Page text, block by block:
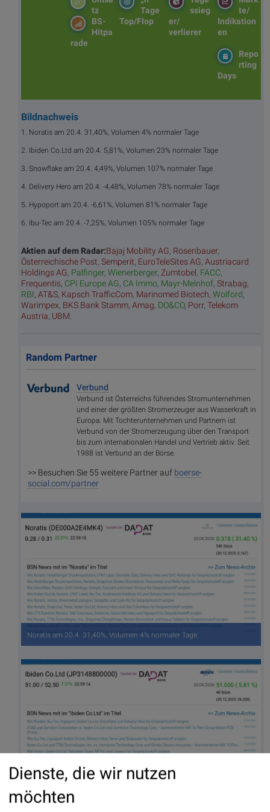
te/
Indikation
en
ssieg
er/
verlierer
Tage
Top/Flop
tz
BS-
Hitpa
rade
Repo
rting
Days
Bildnachweis
1. Noratis am 20.4. 31,40%, Volumen 4% normaler Tage
2. Ibiden Co.Ltd am 20.4. 5,81%, Volumen 23% normaler Tage
3. Snowflake am 20.4. 4,49%, Volumen 107% normaler Tage
4. Delivery Hero am 20.4. -4,48%, Volumen 78% normaler Tage
5. Hypoport am 20.4. -6,61%, Volumen 81% normaler Tage
6. Ibu-Tec am 20.4. -7,25%, Volumen 105% normaler Tage
Aktien auf dem Radar:Bajaj Mobility AG, Rosenbauer,
Österreichische Post, Semperit, EuroTeleSites AG, Austriacard
Holdings AG, Palfinger, Wienerberger, Zumtobel, FACC,
Frequentis, CPI Europe AG, CA Immo, Mayr-Melnhof, Strabag,
RBI, AT&S, Kapsch TrafficCom, Marinomed Biotech, Wolford,
Warimpex, BKS Bank Stamm, Amag, DO&CO, Porr, Telekom
Austria, UBM.
Random Partner
Verbund
Verbund ist Österreichs führendes Stromunternehmen
und einer der größten Stromerzeuger aus Wasserkraft in
Europa. Mit Tochterunternehmen und Partnern ist
Verbund von der Stromerzeugung über den Transport
bis zum internationalen Handel und Vertrieb aktiv. Seit
1988 ist Verbund an der Börse.
>> Besuchen Sie 55 weitere Partner auf boerse-
social.com/partner
Noratis am 20.4. 31,40%, Volumen 4% normaler Tage
Ibiden Co.Ltd am 20.4. 5,81%, Volumen 23% normaler Tage
Dienste, die wir nutzen
möchten